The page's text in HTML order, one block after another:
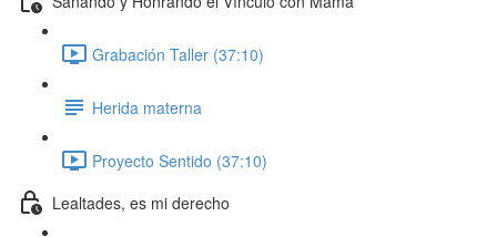
Grabación Taller (37:10)
Herida materna
Proyecto Sentido (37:10)
Lealtades, es mi derecho